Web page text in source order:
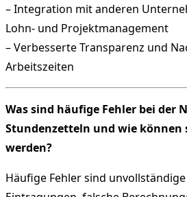
– Integration mit anderen
Lohn- und Projektmanagement
– Verbesserte Transparenz und
Arbeitszeiten
Was sind häufige Fehler bei der
Stundenzetteln und wie können
werden?
Häufige Fehler sind